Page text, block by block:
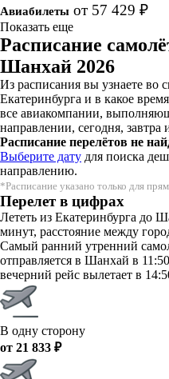
Авиабилеты от 57 429 ₽
Показать еще
Расписание
Шанхай 2026
Из расписания вы узнаете во
Екатеринбурга и в какое
все авиакомпании,
направлении, сегодня,
Расписание перелётов не
Выберите дату для поиска
направлению.
*Расписание указано только для
Перелет в цифрах
Лететь из Екатеринбурга до
минут, расстояние между
Самый ранний утренний
отправляется в Шанхай в
вечерний рейс вылетает в
В одну сторону
от 21 833 ₽